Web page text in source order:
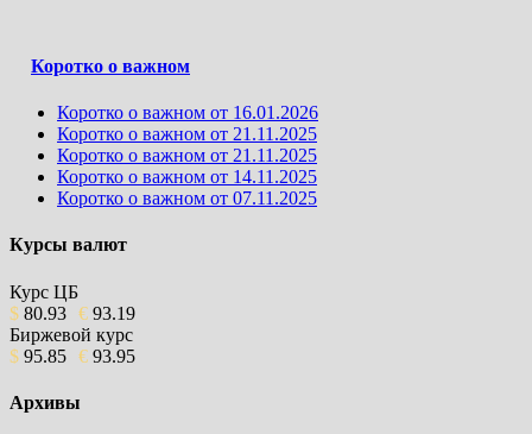
Коротко о важном
Коротко о важном от 16.01.2026
Коротко о важном от 21.11.2025
Коротко о важном от 21.11.2025
Коротко о важном от 14.11.2025
Коротко о важном от 07.11.2025
Курсы валют
Курс ЦБ
$ 80.93 € 93.19
Биржевой курс
$ 95.85 € 93.95
Архивы